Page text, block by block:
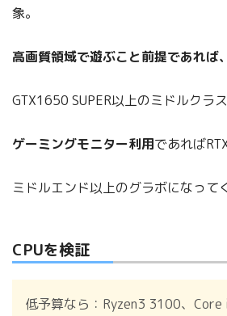
象。
高画質領域で遊ぶこと前提であれば、
GTX1650 SUPER以上のミドルクラ
ゲーミングモニター利用であれば
ミドルエンド以上のグラボになって
CPUを検証
低予算なら：Ryzen3 3100、